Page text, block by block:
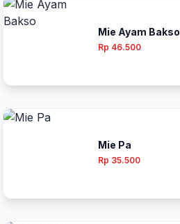
Mie Ayam Bakso
Rp 46.500
Mie Pa
Rp 35.500